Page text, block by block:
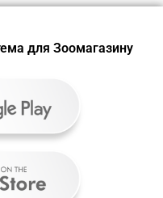
для Зоомагазину